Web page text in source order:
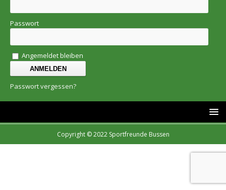
Passwort
Angemeldet bleiben
Passwort vergessen?
Copyright © 2022 Sportfreunde Bussen